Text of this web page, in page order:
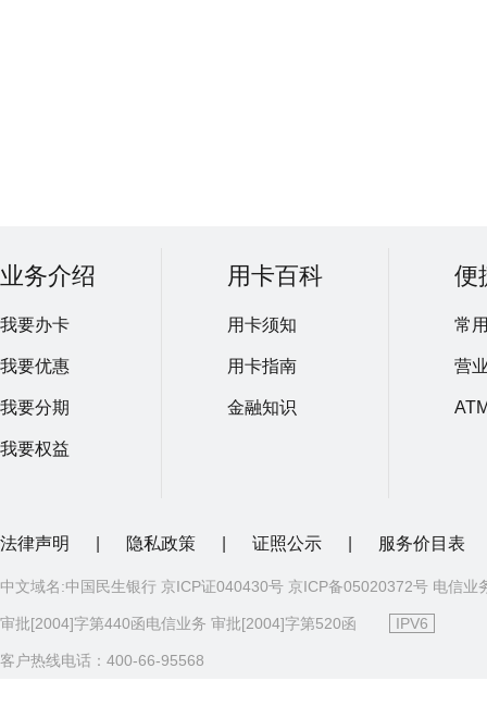
业务介绍
我要办卡
我要优惠
我要分期
我要权益
用卡百科
用卡须知
用卡指南
金融知识
便
常
营
法律声明 隐私政策 证照公示 服务价目表
中文域名:中国民生银行 京ICP证040430号 京ICP备05020372号 电信业
审批[2004]字第440函电信业务 审批[2004]字第520函 IPV6
客户热线电话：400-66-95568